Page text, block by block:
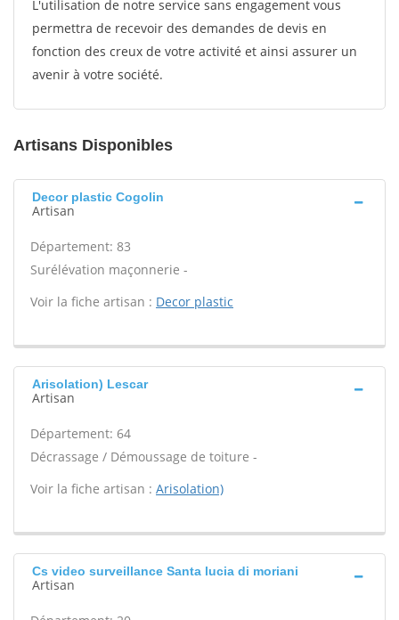
L'utilisation de notre service sans engagement vous
permettra de recevoir des demandes de devis en
fonction des creux de votre activité et ainsi assurer un
avenir à votre société.
Artisans Disponibles
Decor plastic Cogolin
Artisan
Département: 83
Surélévation maçonnerie -
Voir la fiche artisan : Decor plastic
Arisolation) Lescar
Artisan
Département: 64
Décrassage / Démoussage de toiture -
Voir la fiche artisan : Arisolation)
Cs video surveillance Santa lucia di moriani
Artisan